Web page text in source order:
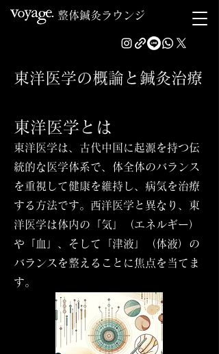
整体鍼灸ラウンジ
東洋医学の概論と鍼灸治療
東洋医学とは
東洋医学は、古代中国に起源を持つ伝
統的な医学体系で、体全体のバランス
を重視して健康を維持し、病気を治療
する方法です。西洋医学と異なり、東
洋医学は体内の「気」（エネルギー）
や「血」、そして「津液」（体液）の
バランスを整えることに焦点を当てま
す。